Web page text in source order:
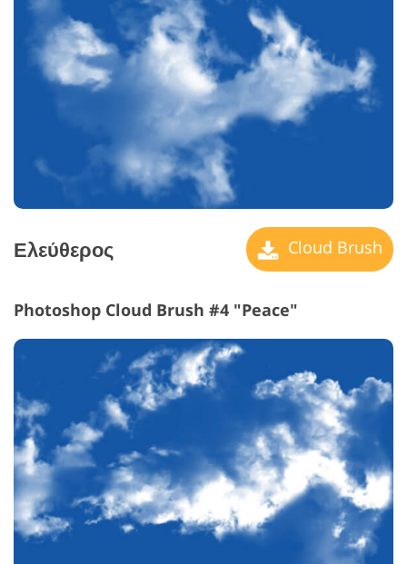
Ελεύθερος Cloud Brush
Photoshop Cloud Brush #4 "Peace"